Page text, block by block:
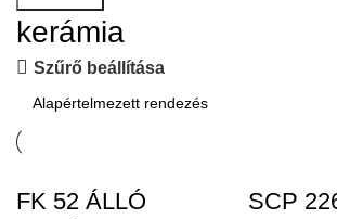
kerámia
Szűrő beállítása
FK 52 ÁLLÓ
SCP